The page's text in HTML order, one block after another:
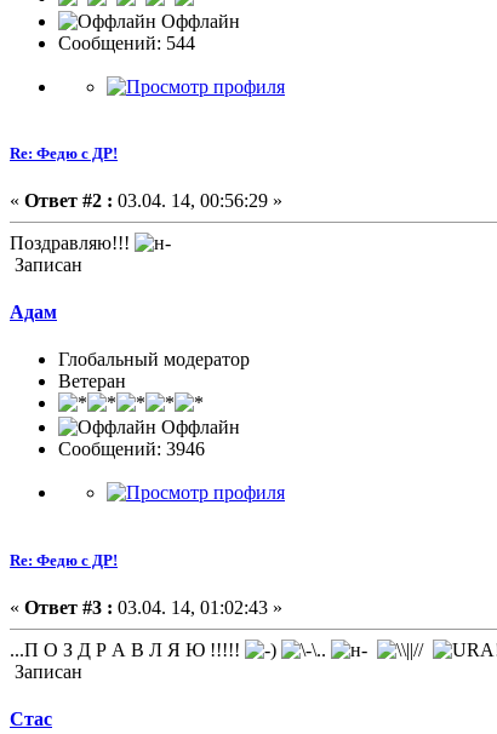
Оффлайн
Сообщений: 544
Re: Федю с ДР!
« Ответ #2 : 03.04. 14, 00:56:29 »
Поздравляю!!!
Записан
Адам
Глобальный модератор
Ветеран
Оффлайн
Сообщений: 3946
Re: Федю с ДР!
« Ответ #3 : 03.04. 14, 01:02:43 »
...П О З Д Р А В Л Я Ю !!!!!
Записан
Стас